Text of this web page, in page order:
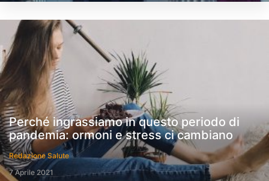
Perché ingrassiamo in questo periodo di
pandemia: ormoni e stress ci cambiano
Redazione Salute
7 Aprile 2021